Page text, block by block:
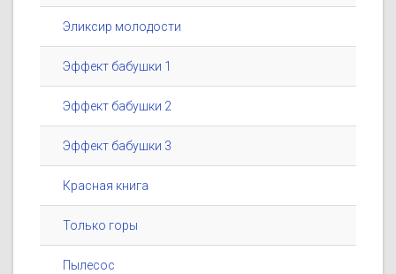
Эликсир молодости
Эффект бабушки 1
Эффект бабушки 2
Эффект бабушки 3
Красная книга
Только горы
Пылесос